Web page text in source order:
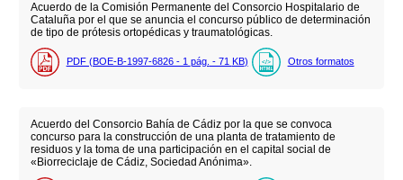
Acuerdo de la Comisión Permanente del Consorcio Hospitalario de
Cataluña por el que se anuncia el concurso público de determinación
de tipo de prótesis ortopédicas y traumatológicas.
PDF (BOE-B-1997-6826 - 1 pág. - 71 KB) Otros formatos
Acuerdo del Consorcio Bahía de Cádiz por la que se convoca
concurso para la construcción de una planta de tratamiento de
residuos y la toma de una participación en el capital social de
«Biorreciclaje de Cádiz, Sociedad Anónima».